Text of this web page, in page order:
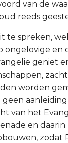
van de
reeds
te spreken,
ongelovige en
geniet
worden
van het
en
zodat